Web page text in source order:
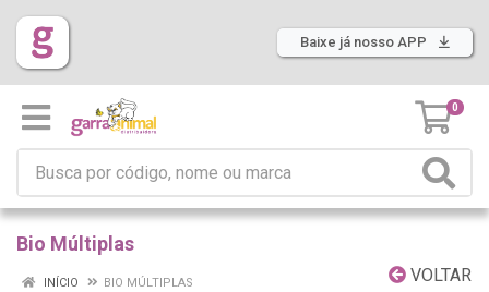
Baixe já nosso APP
0
Bio Múltiplas
VOLTAR
INÍCIO BIO MÚLTIPLAS